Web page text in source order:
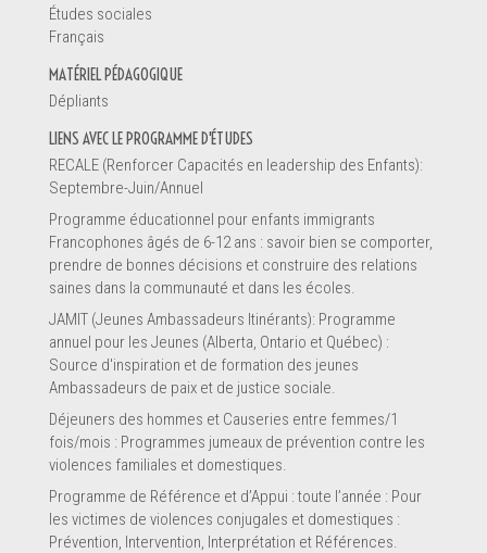
Renseignements
Message *
Études sociales
Français
MATÉRIEL PÉDAGOGIQUE
Dépliants
LIENS AVEC LE PROGRAMME D'ÉTUDES
RECALE (Renforcer Capacités en leadership des Enfants):
Septembre-Juin/Annuel
Programme éducationnel pour enfants immigrants
Francophones âgés de 6-12 ans : savoir bien se comporter,
prendre de bonnes décisions et construire des relations
saines dans la communauté et dans les écoles.
JAMIT (Jeunes Ambassadeurs Itinérants): Programme
annuel pour les Jeunes (Alberta, Ontario et Québec) :
Source d'inspiration et de formation des jeunes
Ambassadeurs de paix et de justice sociale.
Déjeuners des hommes et Causeries entre femmes/1
fois/mois : Programmes jumeaux de prévention contre les
violences familiales et domestiques.
Programme de Référence et d’Appui : toute l’année : Pour
les victimes de violences conjugales et domestiques :
Prévention, Intervention, Interprétation et Références.